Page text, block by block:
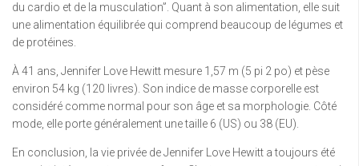
du cardio et de la musculation”. Quant à son alimentation, elle suit
une alimentation équilibrée qui comprend beaucoup de légumes et
de protéines.
À 41 ans, Jennifer Love Hewitt mesure 1,57 m (5 pi 2 po) et pèse
environ 54 kg (120 livres). Son indice de masse corporelle est
considéré comme normal pour son âge et sa morphologie. Côté
mode, elle porte généralement une taille 6 (US) ou 38 (EU).
En conclusion, la vie privée de Jennifer Love Hewitt a toujours été